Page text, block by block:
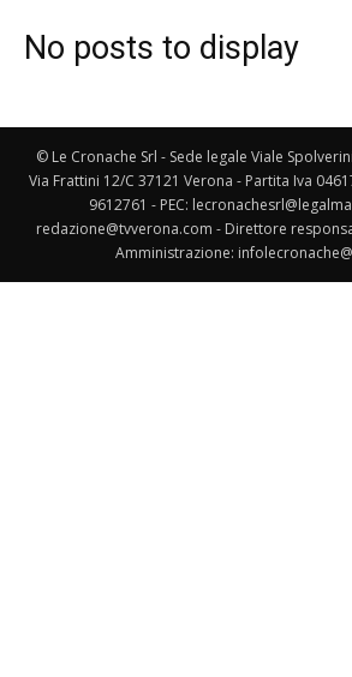
No posts to display
© Le Cronache Srl - Sede legale Viale
Via Frattini 12/C 37121 Verona - Partita Iva
9612761 - PEC:
redazione@tvverona.com - Direttore
Amministrazione: